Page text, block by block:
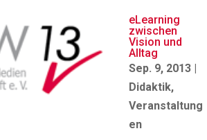
eLearning
zwischen
Vision und
Alltag
Sep. 9, 2013 |
Didaktik,
Veranstaltung
en